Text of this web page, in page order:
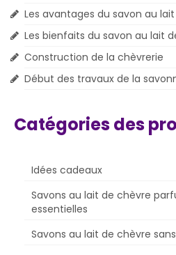
Les avantages du savon au
Les bienfaits du savon au lait
Construction de la chèvrerie
Début des travaux de la
Catégories des
Idées cadeaux
Savons au lait de chèvre
essentielles
Savons au lait de chèvre